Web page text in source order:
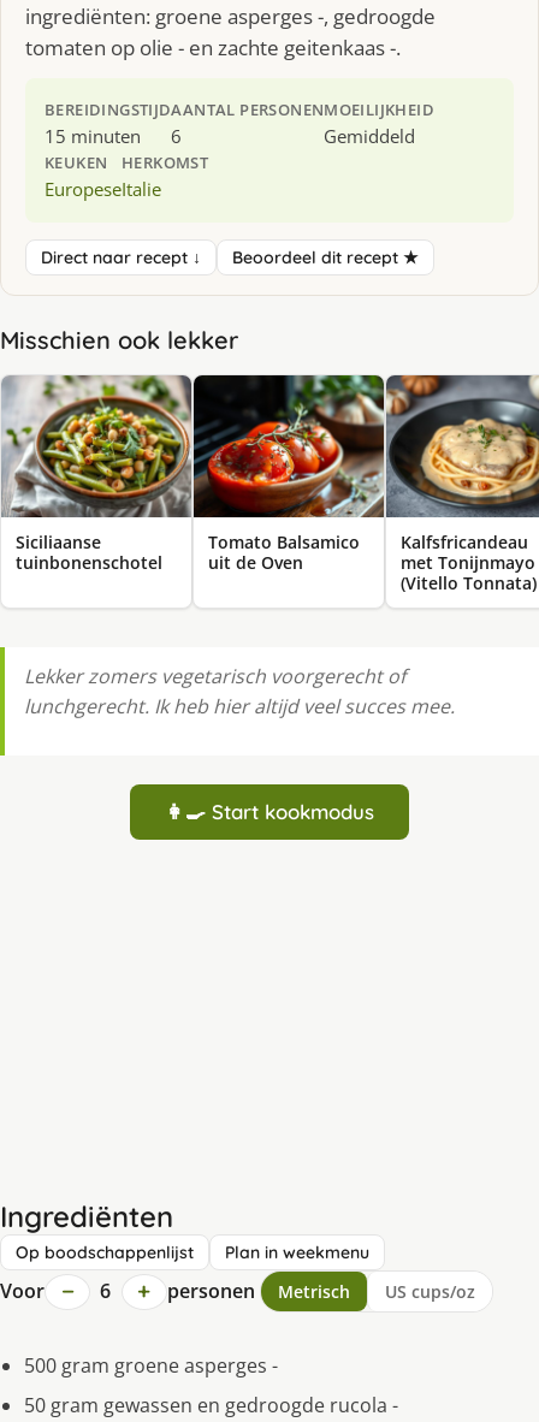
ingrediënten: groene asperges -, gedroogde
tomaten op olie - en zachte geitenkaas -.
BEREIDINGSTIJD
15 minuten
AANTAL PERSONEN
6
MOEILIJKHEID
Gemiddeld
KEUKEN
Europese
HERKOMST
Italie
Direct naar recept ↓ Beoordeel dit recept ★
Misschien ook lekker
Siciliaanse
tuinbonenschotel
Tomato Balsamico
uit de Oven
Kalfsfricandeau
met Tonijnmayo
(Vitello Tonnata)
Lekker zomers vegetarisch voorgerecht of
lunchgerecht. Ik heb hier altijd veel succes mee.
👩‍🍳 Start kookmodus
Ingrediënten
Op boodschappenlijst Plan in weekmenu
Voor − 6 + personen Metrisch US cups/oz
500 gram groene asperges -
50 gram gewassen en gedroogde rucola -